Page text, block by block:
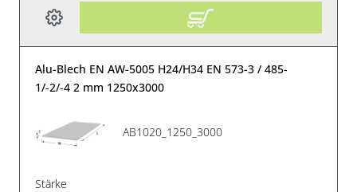
Alu-Blech EN AW-5005 H24/H34 EN 573-3 / 485-
1/-2/-4 2 mm 1250x3000
AB1020_1250_3000
Stärke